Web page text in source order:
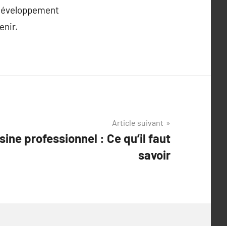
Article suivant
professionnel : Ce qu’il faut
savoir